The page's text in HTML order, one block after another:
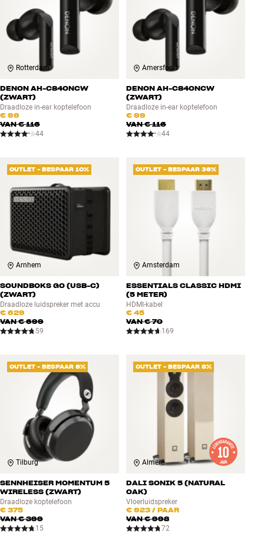
Rotterdam
DENON AH-C840NCW
(ZWART)
Draadloze in-ear koptelefoon
€ 99
VAN€ 116
44
Amersfoort
DENON AH-C840NCW
(ZWART)
Draadloze in-ear koptelefoon
€ 99
VAN€ 116
44
OUTLET - BESPAAR 10%
Arnhem
SOUNDBOKS GO (USB-C)
(ZWART)
Draadloze luidspreker met accu
€ 629
VAN€ 699
59
OUTLET - BESPAAR 36%
Amsterdam
ESSENTIALS CLASSIC HDMI
(5 METER)
HDMI-kabel
€ 45
VAN€ 70
169
OUTLET - BESPAAR 6%
Tilburg
SENNHEISER MOMENTUM 5
WIRELESS (ZWART)
Draadloze koptelefoon
€ 375
VAN€ 399
15
OUTLET - BESPAAR 8%
Almere
DALI SONIK 5 (NATURAL
OAK)
Vloerluidspreker
€ 923 / PAAR
VAN€ 998
72